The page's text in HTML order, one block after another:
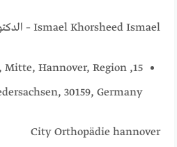
Ismael Khorsheed Ismael – الدكتور اسماعيل خورشيد
Mitte, Hannover, Region
30159, Germany
City Orthopädie hannover